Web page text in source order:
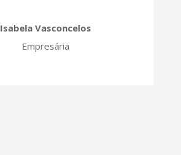
Isabela Vasconcelos
Empresária